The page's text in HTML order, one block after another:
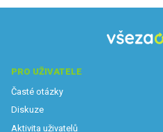
PRO UŽIVATELE
Časté otázky
Diskuze
Aktivita uživatelů